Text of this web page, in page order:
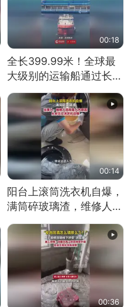
00:18
全长399.99米！全球最
大级别的运输船通过长江
大桥这一幕，太震撼了！
00:14
阳台上滚筒洗衣机自爆，
满筒碎玻璃渣，维修人员
称是人为原因，从未见过
洗衣机自爆
00:36